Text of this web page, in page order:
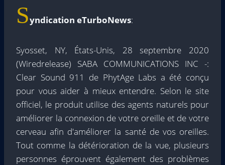
Syndication eTurboNews:
Syosset, NY, États-Unis, 28 septembre 2020
(Wiredrelease) SABA COMMUNICATIONS INC -:
Clear Sound 911 de PhytAge Labs a été conçu
pour vous aider à mieux entendre. Selon le site
officiel, le produit utilise des agents naturels pour
améliorer la connexion de votre oreille et de votre
cerveau afin d'améliorer la santé de vos oreilles.
Tout comme la détérioration de la vue, plusieurs
personnes éprouvent également des problèmes